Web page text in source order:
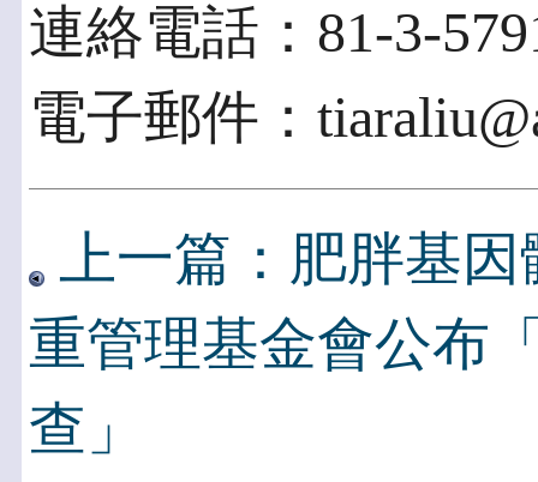
連絡電話：81-3-
電子郵件：
上一篇：肥胖基
重管理基金會公布
查」